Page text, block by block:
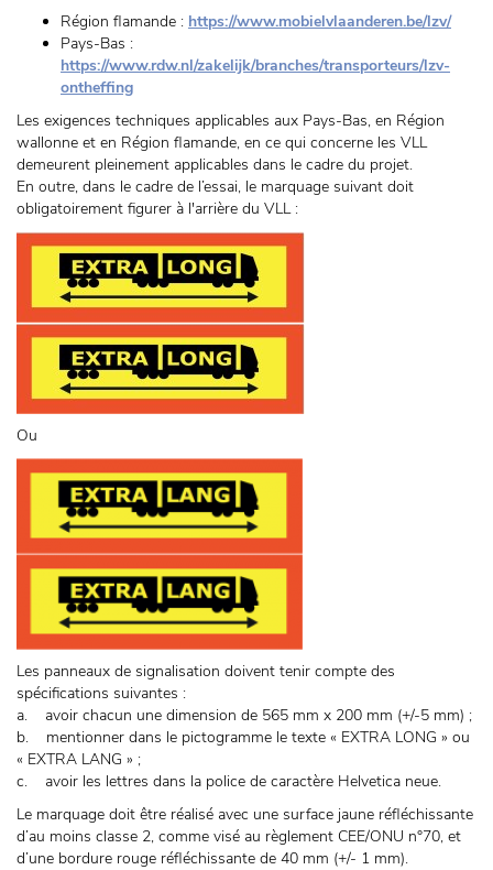
Région flamande : https://www.mobielvlaanderen.be/lzv/
Pays-Bas :
https://www.rdw.nl/zakelijk/branches/transporteurs/lzv-
ontheffing
Les exigences techniques applicables aux Pays-Bas, en Région
wallonne et en Région flamande, en ce qui concerne les VLL
demeurent pleinement applicables dans le cadre du projet.
En outre, dans le cadre de l’essai, le marquage suivant doit
obligatoirement figurer à l'arrière du VLL :
Ou
Les panneaux de signalisation doivent tenir compte des
spécifications suivantes :
a. avoir chacun une dimension de 565 mm x 200 mm (+/-5 mm) ;
b. mentionner dans le pictogramme le texte « EXTRA LONG » ou
« EXTRA LANG » ;
c. avoir les lettres dans la police de caractère Helvetica neue.
Le marquage doit être réalisé avec une surface jaune réfléchissante
d’au moins classe 2, comme visé au règlement CEE/ONU n°70, et
d’une bordure rouge réfléchissante de 40 mm (+/- 1 mm).